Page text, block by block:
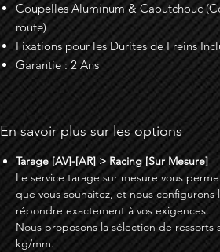
Coupelles Aluminum & Caoutchouc
route)
Fixations pour les Durites de Freins
Garantie : 2 Ans
En savoir plus sur les options
Tarage [AV]-[AR] > Racing [Sur Mesure]
Le service tarage sur mesure vous
que vous souhaitez, et nous
répondre exactement à vos exigences.
Nous proposons la sélection de ressorts
kg/mm.